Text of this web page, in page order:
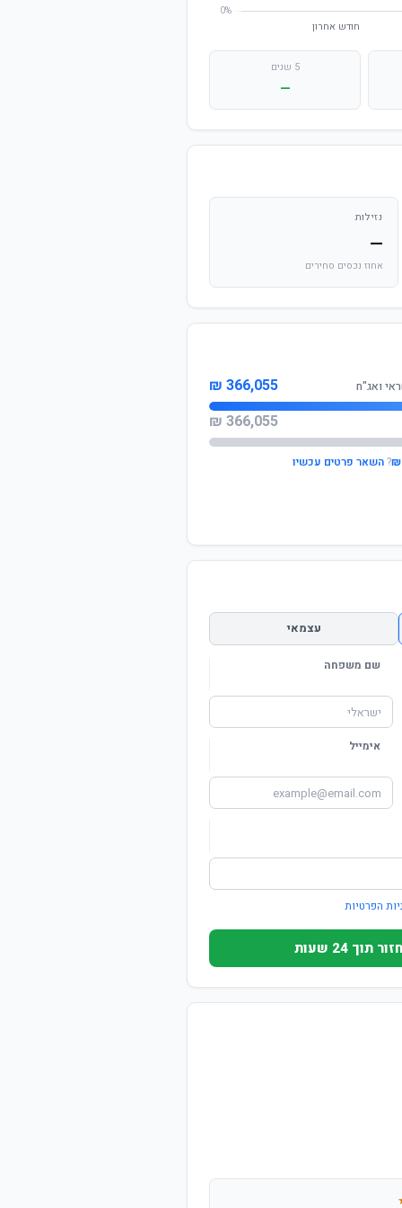
5 שנים
—
נזילות
—
אחוז נכסים סחירים
366,055 ₪
366,055 ₪
?השאר פרטים עכשיו
עצמאי
שם משפחה
אימייל
הפרטיות
24 שעות